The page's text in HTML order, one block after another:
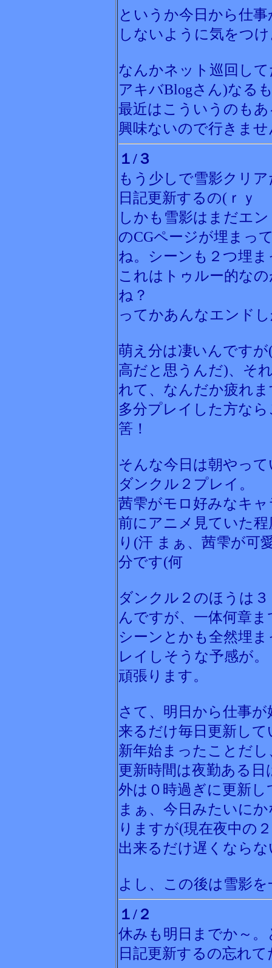
というか今日から仕
しないように気をつ
なんかネット巡回し
アキバBlogさん)なる
最近はこういうのも
興味ないので行きま
１/３
もう少しで雪影クリ
日記更新するの(ｒｙ
しかも雪影はまだエ
のCGページが埋まっ
ね。シーンも２つ埋
これはトゥルー的な
ね？
ってかあんなエンド
萌え分は凄いんです
高だと思うんだ)、そ
れて、なんだか疲れ
多分プレイした方な
筈！
そんな今日は朝やっ
ダンクル２プレイ。
茜雫がモロ好みなキ
前にアニメ見ていた
り(汗 まぁ、茜雫が可
分です(何
ダンクル２のほうは
んですが、一体何章
シーンとかも全然埋
レイしそうな予感が。
頑張ります。
さて、明日から仕事
来るだけ毎日更新し
新年始まったことだ
更新時間は夜勤ある
外は０時過ぎに更新
まぁ、今日みたいに
りますが(現在夜中の
出来るだけ遅くなら
よし、この後は雪影
１/２
休みも明日までか～
日記更新するの忘れて